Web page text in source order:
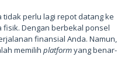
perlu lagi repot datang ke
Dengan berbekal ponsel
finansial Anda. Namun,
memilih platformyang benar-